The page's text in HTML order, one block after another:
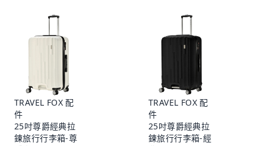
TRAVEL FOX 配
件
25吋尊爵經典拉
鍊旅行行李箱-尊
TRAVEL FOX 配
件
25吋尊爵經典拉
鍊旅行行李箱-經